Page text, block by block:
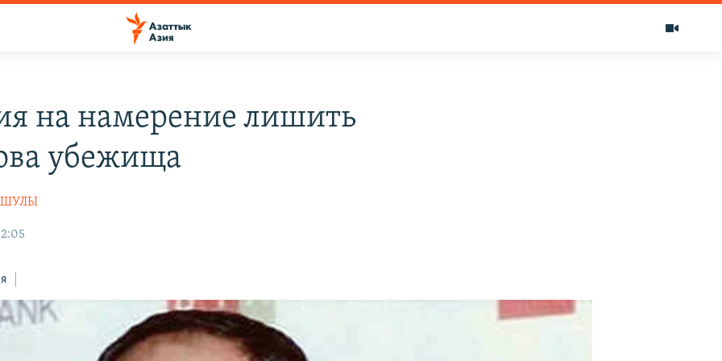
на намерение лишить
убежища